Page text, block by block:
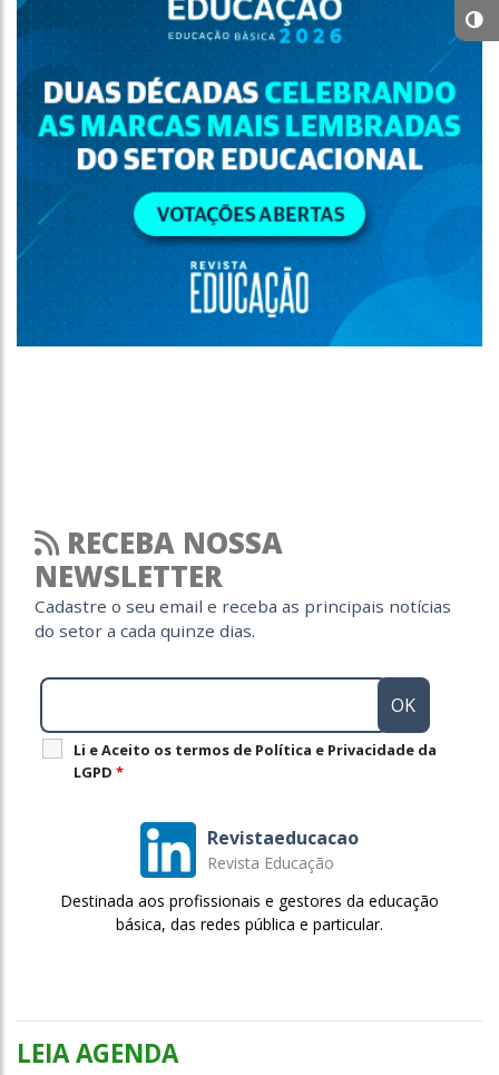
RECEBA NOSSA
NEWSLETTER
Cadastre o seu email e receba as principais notícias
do setor a cada quinze dias.
Li e Aceito os termos de Política e Privacidade da
LGPD *
Revistaeducacao
Revista Educação
Destinada aos profissionais e gestores da educação
básica, das redes pública e particular.
LEIA AGENDA